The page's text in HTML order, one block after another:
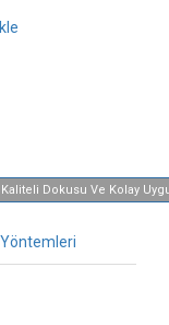
Dokusu Ve Kolay